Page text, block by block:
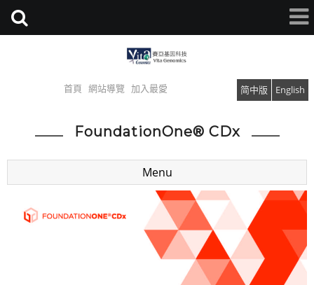
首頁 網站導覽 加入最愛 简中版 English
FoundationOne® CDx
Menu